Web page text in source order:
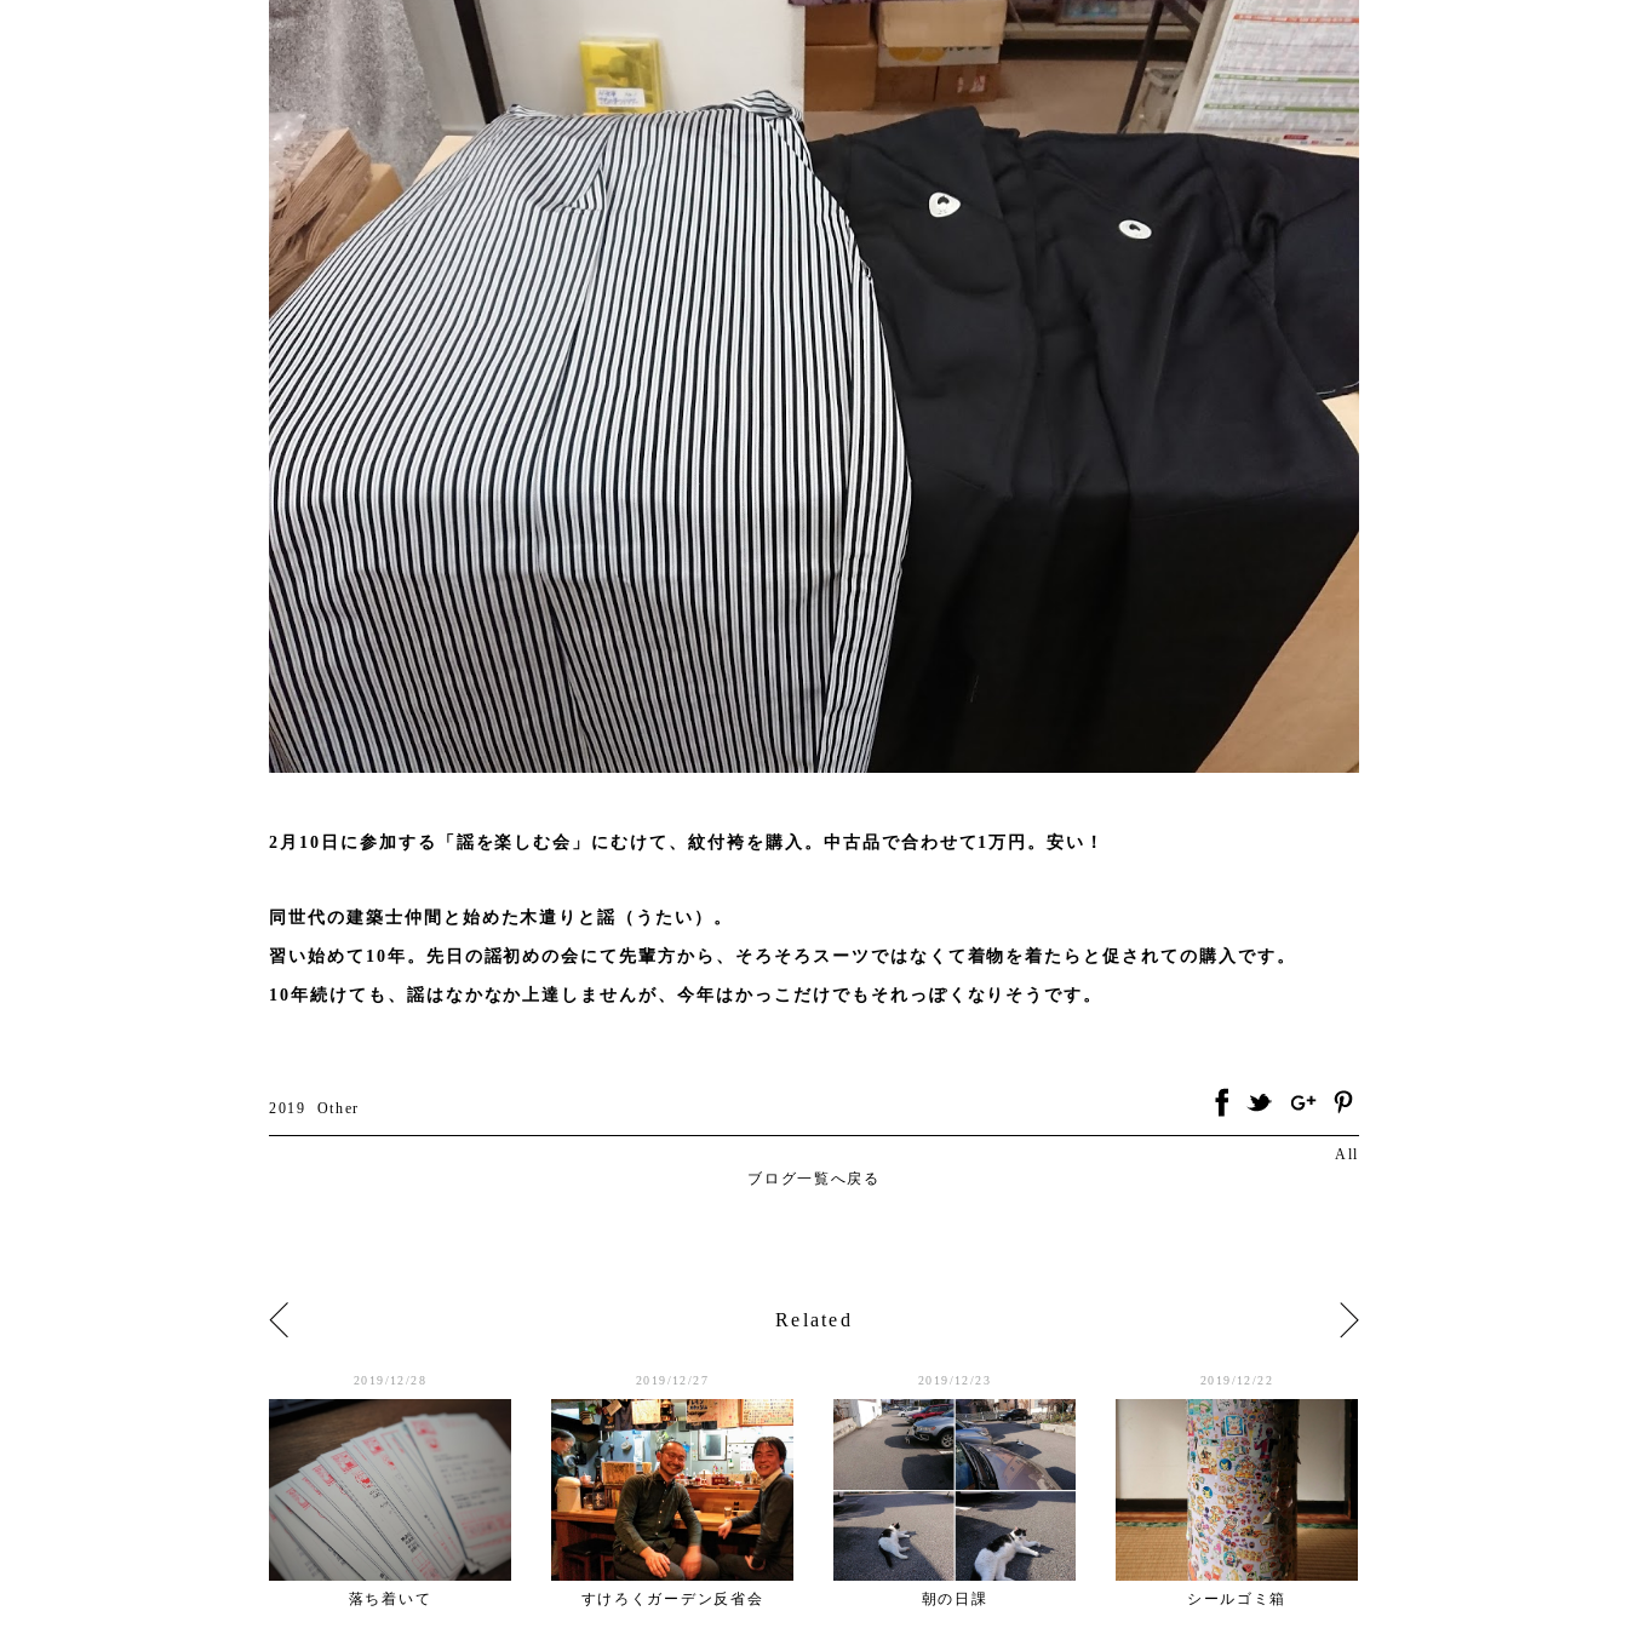
2月10日に参加する「謡を楽しむ会」にむけて、紋付袴を購入。中古品で合わせて1万円。安い！
同世代の建築士仲間と始めた木遣りと謡（うたい）。
習い始めて10年。先日の謡初めの会にて先輩方から、そろそろスーツではなくて着物を着たらと促されての購入です。
10年続けても、謡はなかなか上達しませんが、今年はかっこだけでもそれっぽくなりそうです。
2019 Other
ブログ一覧へ戻る
All
Related
2019/12/28
落ち着いて
2019/12/27
すけろくガーデン反省会
2019/12/23
朝の日課
2019/12/22
シールゴミ箱